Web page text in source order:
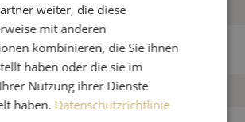
Patchkabel duplex OM4, LC/PC-SC/PC,
1,8mm, 3m
M20000103
weiter, die diese
mit anderen
kombinieren, die Sie ihnen
haben oder die sie im
Nutzung ihrer Dienste
haben. Datenschutzrichtlinie